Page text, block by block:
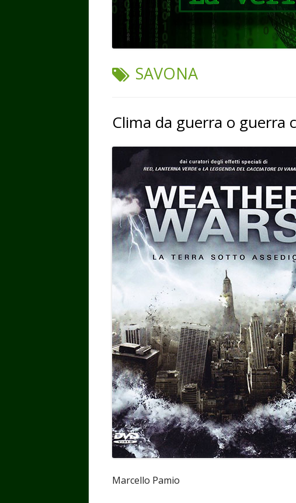
TAG:
SAVONA
Clima da guerra o guerra
Marcello Pamio